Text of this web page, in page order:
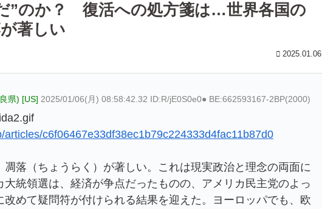
”のか？ 復活への処方箋は…世界各国の
著しい
2025.01.06
県) [US] 2025/01/06(月) 08:58:42.32 ID:R/jE0S0e0● BE:662593167-2BP(2000)
articles/c6f06467e33df38ec1b79c224333d4fac11b87d0
落（ちょうらく）が著しい。これは現実政治と理念の両面に
大統領選は、経済が争点だったものの、アメリカ民主党のよっ
改めて疑問符が付けられる結果を迎えた。ヨーロッパでも、欧